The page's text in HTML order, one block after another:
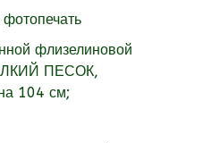
флизелиновой
ПЕСОК,
104 см;